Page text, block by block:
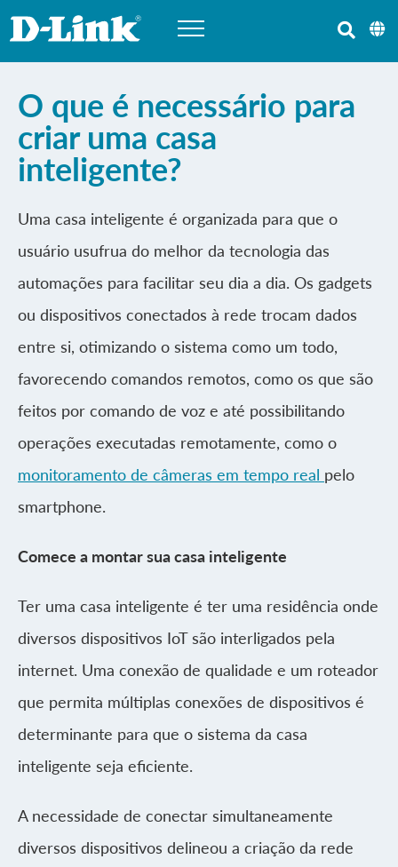
O que é necessário para
criar uma casa
inteligente?
Uma casa inteligente é organizada para que o
usuário usufrua do melhor da tecnologia das
automações para facilitar seu dia a dia. Os gadgets
ou dispositivos conectados à rede trocam dados
entre si, otimizando o sistema como um todo,
favorecendo comandos remotos, como os que são
feitos por comando de voz e até possibilitando
operações executadas remotamente, como o
monitoramento de câmeras em tempo real pelo
smartphone.
Comece a montar sua casa inteligente
Ter uma casa inteligente é ter uma residência onde
diversos dispositivos IoT são interligados pela
internet. Uma conexão de qualidade e um roteador
que permita múltiplas conexões de dispositivos é
determinante para que o sistema da casa
inteligente seja eficiente.
A necessidade de conectar simultaneamente
diversos dispositivos delineou a criação da rede